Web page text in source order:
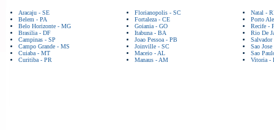
Aracaju - SE
Belem - PA
Belo Horizonte - MG
Brasilia - DF
Campinas - SP
Campo Grande - MS
Cuiaba - MT
Curitiba - PR
Florianopolis - SC
Fortaleza - CE
Goiania - GO
Itabuna - BA
Joao Pessoa - PB
Joinville - SC
Maceio - AL
Manaus - AM
Natal -
Porto
Recife -
Rio De
Sao
Sao
Vitoria -